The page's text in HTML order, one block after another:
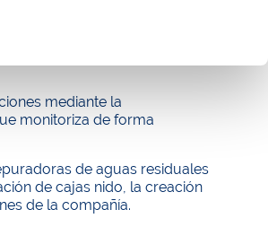
mediante la
monitoriza de forma
de aguas residuales
de cajas nido, la creación
de la compañía.